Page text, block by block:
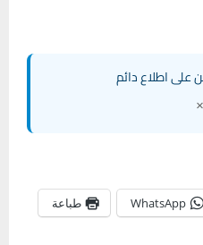
على اطلاع دائم
×
WhatsApp طباعة